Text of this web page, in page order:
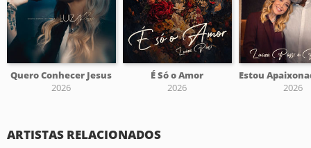
Quero Conhecer Jesus
2026
É Só o Amor
2026
2026
ARTISTAS RELACIONADOS